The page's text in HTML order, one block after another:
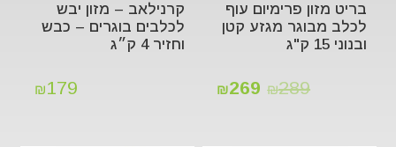
בריט מזון פרימיום עוף
לכלב מבוגר מגזע קטן
ובנוני 15 ק"ג
₪289
₪269
קרנילאב – מזון יבש
לכלבים בוגרים – כבש
וחזיר 4 ק״ג
₪179